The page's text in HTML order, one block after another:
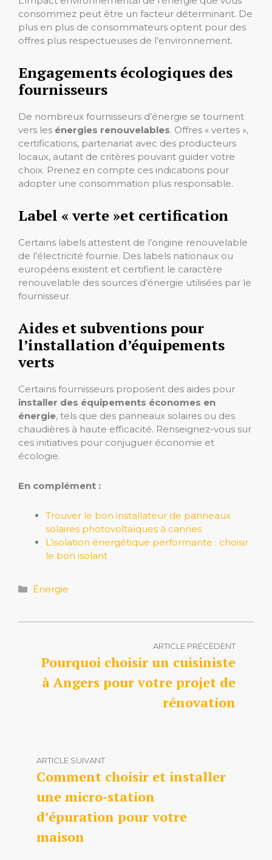
consommez peut être un facteur déterminant. De
plus en plus de consommateurs optent pour des
offres plus respectueuses de l’environnement.
Engagements écologiques des
fournisseurs
De nombreux fournisseurs d’énergie se tournent
vers les énergies renouvelables. Offres « vertes »,
certifications, partenariat avec des producteurs
locaux, autant de critères pouvant guider votre
choix. Prenez en compte ces indications pour
adopter une consommation plus responsable.
Label « verte »et certification
Certains labels attestent de l’origine renouvelable
de l’électricité fournie. Des labels nationaux ou
européens existent et certifient le caractère
renouvelable des sources d’énergie utilisées par le
fournisseur.
Aides et subventions pour
l’installation d’équipements
verts
Certains fournisseurs proposent des aides pour
installer des équipements économes en
énergie, tels que des panneaux solaires ou des
chaudières à haute efficacité. Renseignez-vous sur
ces initiatives pour conjuguer économie et
écologie.
En complément :
Trouver le bon installateur de panneaux
solaires photovoltaïques à cannes
L’isolation énergétique performante : choisir
le bon isolant
Catégories
Énergie
ARTICLE PRÉCÈDENT
Pourquoi choisir un cuisiniste
à Angers pour votre projet de
rénovation
ARTICLE SUIVANT
Comment choisir et installer
une micro-station
d’épuration pour votre
maison